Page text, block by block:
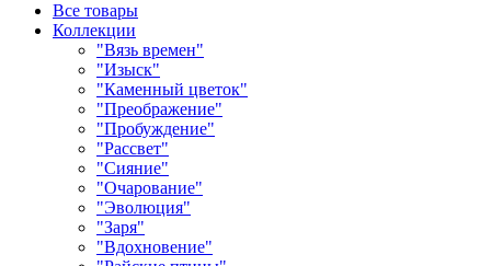
Все товары
Коллекции
"Вязь времен"
"Изыск"
"Каменный цветок"
"Преображение"
"Пробуждение"
"Рассвет"
"Сияние"
"Очарование"
"Эволюция"
"Заря"
"Вдохновение"